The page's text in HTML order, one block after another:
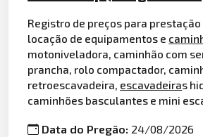
Registro de preços para
locação de equipamentos e
motoniveladora, caminhão com
prancha, rolo compactador,
retroescavadeira, escavadeiras
caminhões basculantes e mini
Data do Pregão: 24/08/2026